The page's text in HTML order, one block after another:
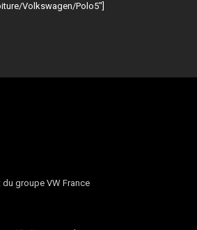
Volkswagen/Polo5"]
groupe VW France